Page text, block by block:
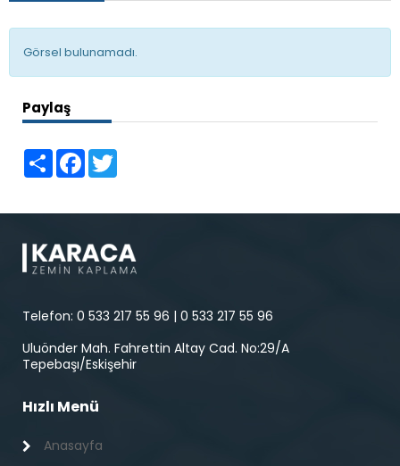
Görsel bulunamadı.
Paylaş
Share Facebook
Telefon: 0 533 217 55 96 | 0 533 217 55 96
Uluönder Mah. Fahrettin Altay Cad. No:29/A
Tepebaşı/Eskişehir
Hızlı Menü
Anasayfa